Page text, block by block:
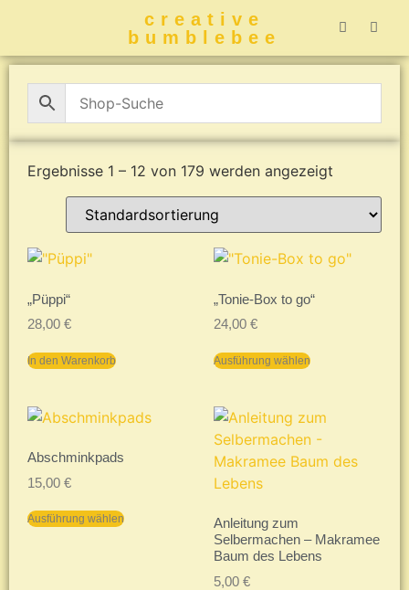
creative
bumblebee
Ergebnisse 1 – 12 von 179 werden angezeigt
„Püppi“
28,00 €
In den Warenkorb
„Tonie-Box to go“
24,00 €
Ausführung wählen
Abschminkpads
15,00 €
Ausführung wählen
Anleitung zum
Selbermachen – Makramee
Baum des Lebens
5,00 €